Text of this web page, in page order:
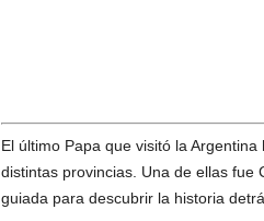
El último Papa que visitó la
distintas provincias. Una de ellas fue
guiada para descubrir la historia